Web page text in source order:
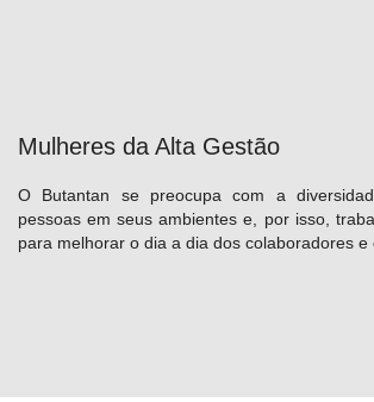
Mulheres da Alta Gestão
O Butantan se preocupa com a
pessoas em seus ambientes e, por isso,
para melhorar o dia a dia dos colaboradores e